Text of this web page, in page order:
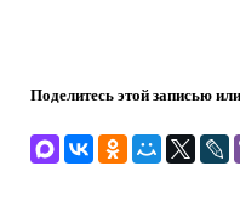
Поделитесь этой записью